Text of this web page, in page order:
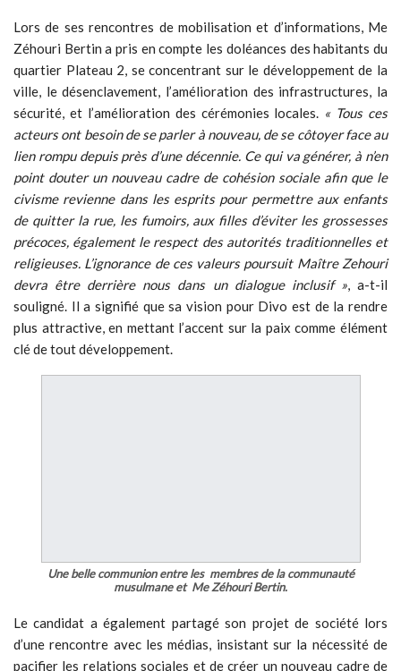
Lors de ses rencontres de mobilisation et d’informations, Me
Zéhouri Bertin a pris en compte les doléances des habitants du
quartier Plateau 2, se concentrant sur le développement de la
ville, le désenclavement, l’amélioration des infrastructures, la
sécurité, et l’amélioration des cérémonies locales. « Tous ces
acteurs ont besoin de se parler à nouveau, de se côtoyer face au
lien rompu depuis près d’une décennie. Ce qui va générer, à n’en
point douter un nouveau cadre de cohésion sociale afin que le
civisme revienne dans les esprits pour permettre aux enfants
de quitter la rue, les fumoirs, aux filles d’éviter les grossesses
précoces, également le respect des autorités traditionnelles et
religieuses. L’ignorance de ces valeurs poursuit Maître Zehouri
devra être derrière nous dans un dialogue inclusif », a-t-il
souligné. Il a signifié que sa vision pour Divo est de la rendre
plus attractive, en mettant l’accent sur la paix comme élément
clé de tout développement.
Une belle communion entre les membres de la communauté
musulmane et Me Zéhouri Bertin.
Le candidat a également partagé son projet de société lors
d’une rencontre avec les médias, insistant sur la nécessité de
pacifier les relations sociales et de créer un nouveau cadre de